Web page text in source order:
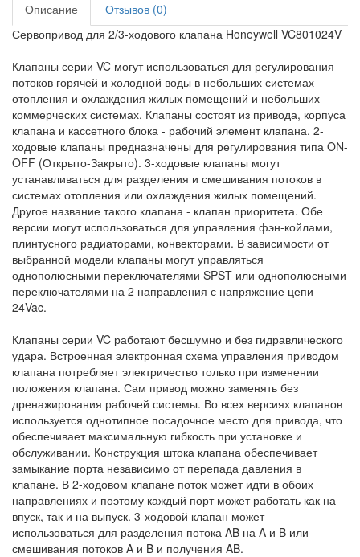
Описание
Отзывов (0)
Сервопривод для 2/3-ходового клапана Honeywell VC801024V
Клапаны серии VC могут использоваться для регулирования
потоков горячей и холодной воды в небольших системах
отопления и охлаждения жилых помещений и небольших
коммерческих системах. Клапаны состоят из привода, корпуса
клапана и кассетного блока - рабочий элемент клапана. 2-
ходовые клапаны предназначены для регулирования типа ON-
OFF (Открыто-Закрыто). 3-ходовые клапаны могут
устанавливаться для разделения и смешивания потоков в
системах отопления или охлаждения жилых помещений.
Другое название такого клапана - клапан приоритета. Обе
версии могут использоваться для управления фэн-койлами,
плинтусного радиаторами, конвекторами. В зависимости от
выбранной модели клапаны могут управляться
однополюсными переключателями SPST или однополюсными
переключателями на 2 направления с напряжение цепи
24Vac.
Клапаны серии VC работают бесшумно и без гидравлического
удара. Встроенная электронная схема управления приводом
клапана потребляет электричество только при изменении
положения клапана. Сам привод можно заменять без
дренажирования рабочей системы. Во всех версиях клапанов
используется однотипное посадочное место для привода, что
обеспечивает максимальную гибкость при установке и
обслуживании. Конструкция штока клапана обеспечивает
замыкание порта независимо от перепада давления в
клапане. В 2-ходовом клапане поток может идти в обоих
направлениях и поэтому каждый порт может работать как на
впуск, так и на выпуск. 3-ходовой клапан может
использоваться для разделения потока AB на A и B или
смешивания потоков A и B и получения AB.